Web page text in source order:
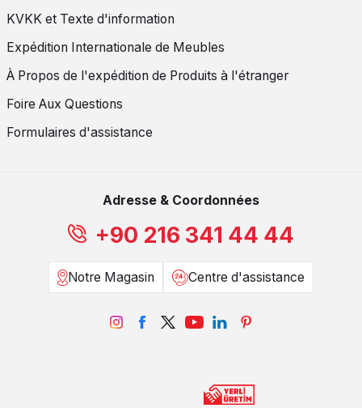
KVKK et Texte d'information
Expédition Internationale de Meubles
À Propos de l'expédition de Produits à l'étranger
Foire Aux Questions
Formulaires d'assistance
Adresse & Coordonnées
+90 216 341 44 44
Notre Magasin Centre d'assistance